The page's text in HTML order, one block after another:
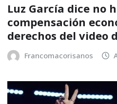
Luz García dice no
compensación
derechos del video
Francomacorisanos